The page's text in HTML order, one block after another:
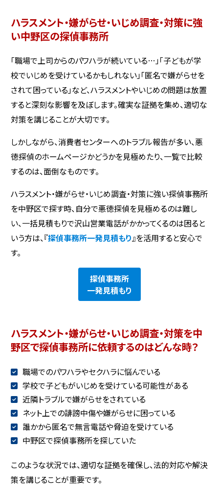
ハラスメント・嫌がらせ・いじめ調査・対策に強
い中野区の探偵事務所
「職場で上司からのパワハラが続いている…」「子どもが学
校でいじめを受けているかもしれない」「匿名で嫌がらせを
されて困っている」など、ハラスメントやいじめの問題は放置
すると深刻な影響を及ぼします。確実な証拠を集め、適切な
対策を講じることが大切です。
しかしながら、消費者センターへのトラブル報告が多い、悪
徳探偵のホームページかどうかを見極めたり、一覧で比較
するのは、面倒なものです。
ハラスメント・嫌がらせ・いじめ調査・対策に強い探偵事務所
を中野区で探す時、自分で悪徳探偵を見極めるのは難し
い、一括見積もりで沢山営業電話がかかってくるのは困ると
いう方は、『探偵事務所一発見積もり 』を活用すると安心で
す。
探偵事務所
一発見積もり
ハラスメント・嫌がらせ・いじめ調査・対策を中
野区で探偵事務所に依頼するのはどんな時？
職場でのパワハラやセクハラに悩んでいる
学校で子どもがいじめを受けている可能性がある
近隣トラブルで嫌がらせをされている
ネット上での誹謗中傷や嫌がらせに困っている
誰かから匿名で無言電話や脅迫を受けている
中野区で探偵事務所を探していた
このような状況では、適切な証拠を確保し、法的対応や解決
策を講じることが重要です。